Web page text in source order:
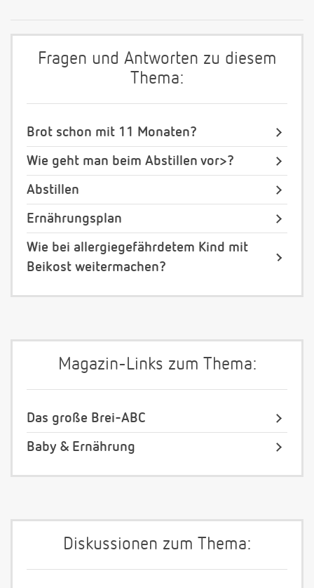
Fragen und Antworten zu diesem
Thema:
Brot schon mit 11 Monaten?
Wie geht man beim Abstillen vor>?
Abstillen
Ernährungsplan
Wie bei allergiegefährdetem Kind mit
Beikost weitermachen?
Magazin-Links zum Thema:
Das große Brei-ABC
Baby & Ernährung
Diskussionen zum Thema: